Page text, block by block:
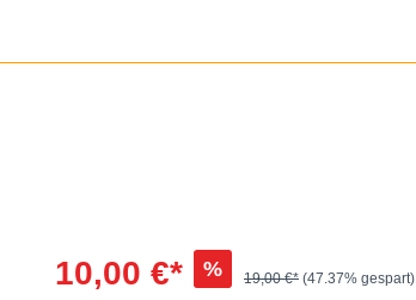
10,00 €* % 19,00 €* (47.37% gespart)